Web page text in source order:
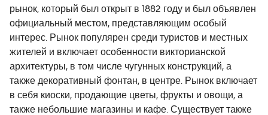
рынок, который был открыт в 1882 году и был объявлен
официальный местом, представляющим особый
интерес. Рынок популярен среди туристов и местных
жителей и включает особенности викторианской
архитектуры, в том числе чугунных конструкций, а
также декоративный фонтан, в центре. Рынок включает
в себя киоски, продающие цветы, фрукты и овощи, а
также небольшие магазины и кафе. Существует также